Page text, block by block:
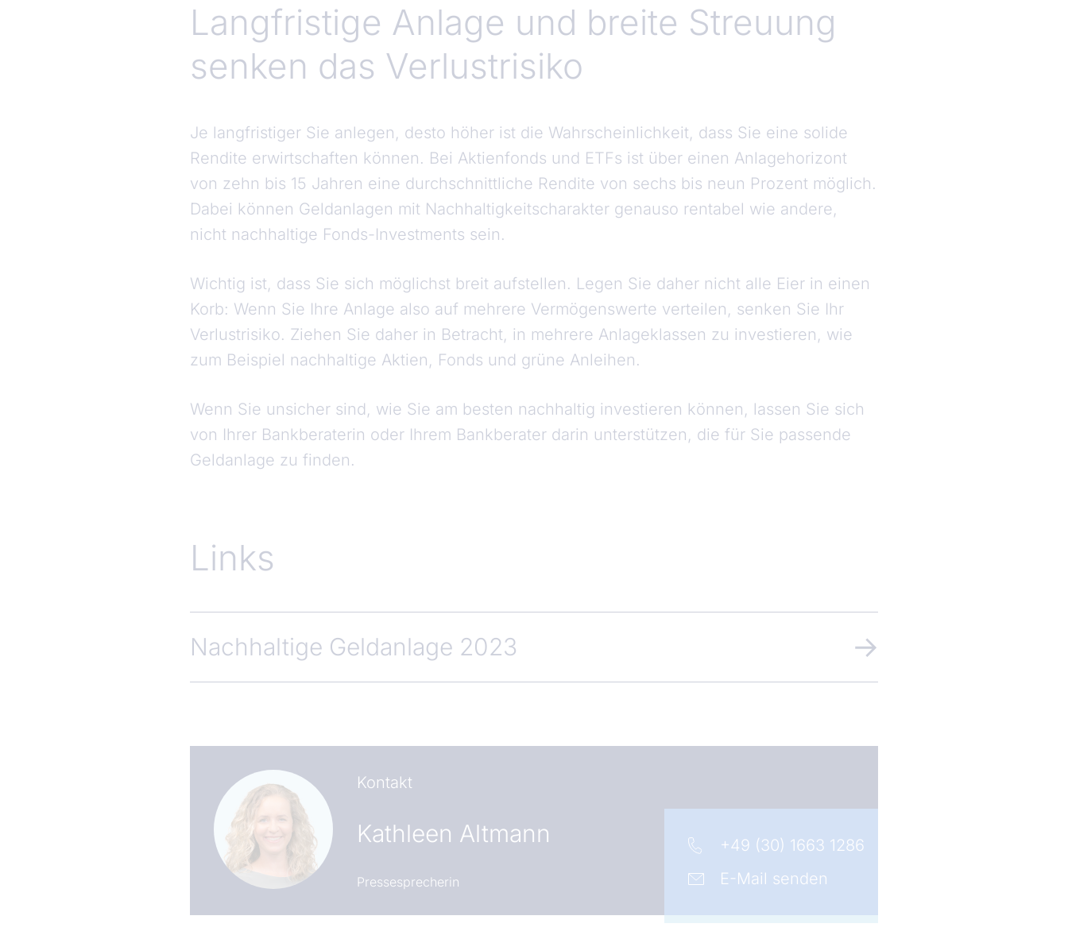
Langfristige Anlage und breite Streuung
senken das Verlustrisiko
Je langfristiger Sie anlegen, desto höher ist die Wahrscheinlichkeit, dass Sie eine solide
Rendite erwirtschaften können. Bei Aktienfonds und ETFs ist über einen Anlagehorizont
von zehn bis 15 Jahren eine durchschnittliche Rendite von sechs bis neun Prozent möglich.
Dabei können Geldanlagen mit Nachhaltigkeitscharakter genauso rentabel wie andere,
nicht nachhaltige Fonds-Investments sein.
Wichtig ist, dass Sie sich möglichst breit aufstellen. Legen Sie daher nicht alle Eier in einen
Korb: Wenn Sie Ihre Anlage also auf mehrere Vermögenswerte verteilen, senken Sie Ihr
Verlustrisiko. Ziehen Sie daher in Betracht, in mehrere Anlageklassen zu investieren, wie
zum Beispiel nachhaltige Aktien, Fonds und grüne Anleihen.
Wenn Sie unsicher sind, wie Sie am besten nachhaltig investieren können, lassen Sie sich
von Ihrer Bankberaterin oder Ihrem Bankberater darin unterstützen, die für Sie passende
Geldanlage zu finden.
Links
Nachhaltige Geldanlage 2023
Kontakt
Kathleen Altmann
Pressesprecherin
+49 (30) 1663 1286
E-Mail senden